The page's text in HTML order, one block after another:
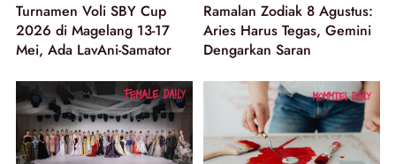
Turnamen Voli SBY Cup
2026 di Magelang 13-17
Mei, Ada LavAni-Samator
Ramalan Zodiak 8 Agustus:
Aries Harus Tegas, Gemini
Dengarkan Saran